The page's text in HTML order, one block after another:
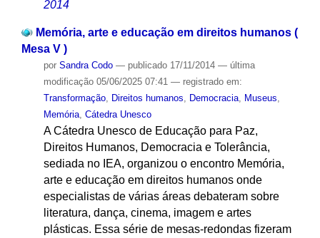
2014
Memória, arte e educação em direitos humanos (
Mesa V )
por Sandra Codo — publicado17/11/2014 — última
modificação05/06/2025 07:41 — registrado em:
Transformação, Direitos humanos Democracia, Museus
Memória, Cátedra Unesco
A Cátedra Unesco de Educação para Paz,
Direitos Humanos, Democracia e Tolerância,
sediada no IEA, organizou o encontro Memória,
arte e educação em direitos humanos onde
especialistas de várias áreas debateram sobre
literatura, dança, cinema, imagem e artes
plásticas. Essa série de mesas-redondas fizeram